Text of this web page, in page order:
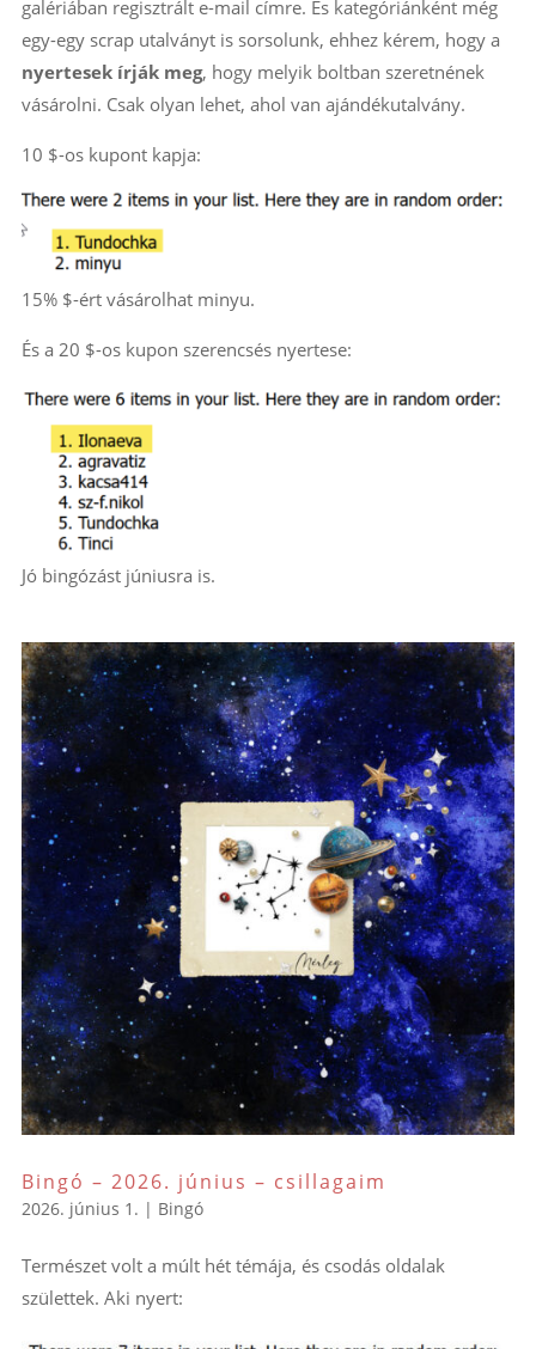
galériában regisztrált e-mail címre. És kategóriánként még
egy-egy scrap utalványt is sorsolunk, ehhez kérem, hogy a
nyertesek írják meg, hogy melyik boltban szeretnének
vásárolni. Csak olyan lehet, ahol van ajándékutalvány.
10 $-os kupont kapja:
15% $-ért vásárolhat minyu.
És a 20 $-os kupon szerencsés nyertese:
Jó bingózást júniusra is.
Bingó – 2026. június – csillagaim
2026. június 1. | Bingó
Természet volt a múlt hét témája, és csodás oldalak
születtek. Aki nyert: